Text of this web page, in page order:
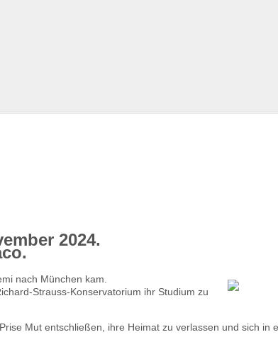
2024.
nach München kam.
Strauss-Konservatorium ihr Studium zu
Mut entschließen, ihre Heimat zu verlassen und sich in